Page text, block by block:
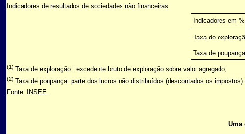
Indicadores de resultados de sociedades não financeiras
Indicadores em %
Taxa de
Taxa de
(1) Taxa de exploração : excedente bruto de exploração sobre valor agregado;
(2) Taxa de poupança: parte dos lucros não distribuídos (descontados os impostos)
Fonte: INSEE.
Uma